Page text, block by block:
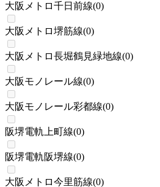
大阪メトロ千日前線(0)
大阪メトロ堺筋線(0)
大阪メトロ長堀鶴見緑地線(0)
大阪モノレール線(0)
大阪モノレール彩都線(0)
阪堺電軌上町線(0)
阪堺電軌阪堺線(0)
大阪メトロ今里筋線(0)